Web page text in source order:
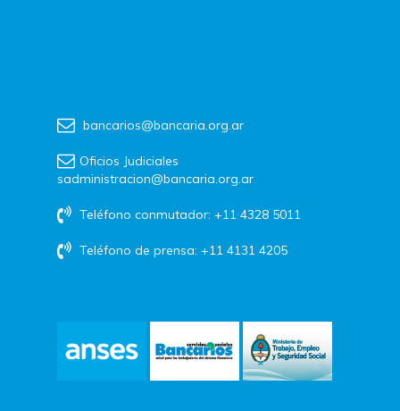
bancarios@bancaria.org.ar
Oficios Judiciales
sadministracion@bancaria.org.ar
Teléfono conmutador: +11 4328 5011
Teléfono de prensa: +11 4131 4205